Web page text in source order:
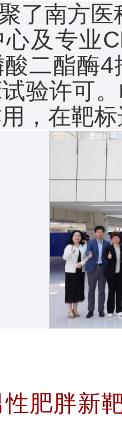
了南方
及专业
二酯酶
验许可
，在靶
性肥胖新